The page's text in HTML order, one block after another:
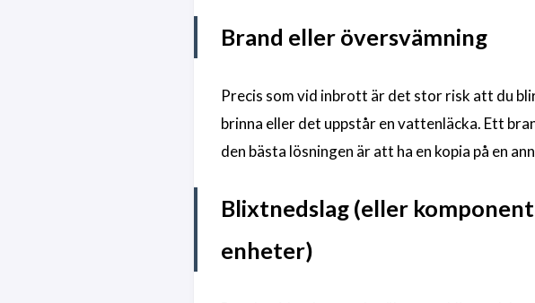
Brand eller översvämning
Precis som vid inbrott är det stor risk att du
brinna eller det uppstår en vattenläcka. Ett
den bästa lösningen är att ha en kopia på en
Blixtnedslag (eller
enheter)